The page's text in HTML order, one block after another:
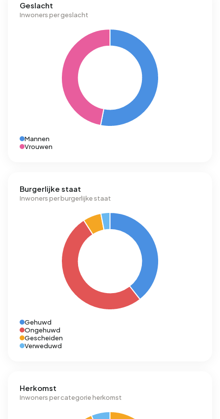
Geslacht
Inwoners per geslacht
Mannen
Vrouwen
Burgerlijke staat
Inwoners per burgerlijke staat
Gehuwd
Ongehuwd
Gescheiden
Verweduwd
Herkomst
Inwoners per categorie herkomst